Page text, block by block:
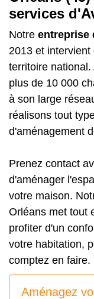
services
Notre entreprise
2013 et intervient
territoire
plus de 10 000
à son large
réalisons tout
d'aménagement
Prenez contact
d'aménager
votre maison.
Orléans met tout
profiter d'un
votre habitation,
comptez en faire.
Aménagez